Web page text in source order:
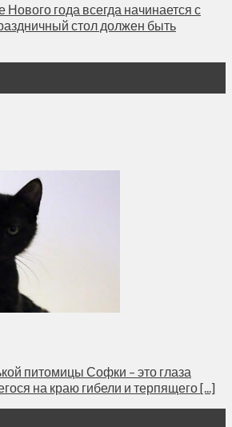
Нового года всегда начинается с
стол должен быть
питомицы Софки – это глаза
на краю гибели и терпящего [...]